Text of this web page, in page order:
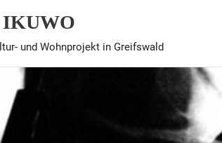
IKUWO
und Wohnprojekt in Greifswald